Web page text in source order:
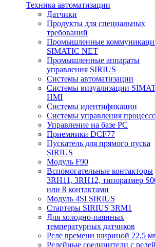
Техника автоматизации
Датчики
Продукты для специальных
требований
Промышленные
SIMATIC NET
Промышленные аппараты
управления SIRIUS
Системы автоматизации
Системы визуализации
HMI
Системы идентификации
Системы управления
Управление на базе РС
Приемники DCF77
Пускатель для прямого пуска
SIRIUS
Модуль F90
Вспомогательные контакторы
3RH11, 3RH12, типоразмер
или 8 контактами
Модуль 4SI SIRIUS
Стартеры SIRIUS 3RM1
Для холодно-паянных
температурных датчиков
Реле времени шириной 22,5
Релейные соединители с